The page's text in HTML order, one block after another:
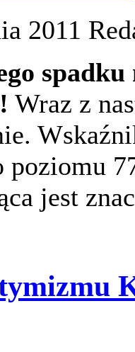
2011
Wraz z
poziomu
jest